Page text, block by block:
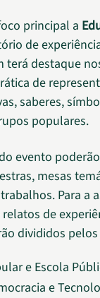
principal a
de
terá destaque
de
saberes,
populares.
evento
mesas
Para a
de
divididos
e Escola
e